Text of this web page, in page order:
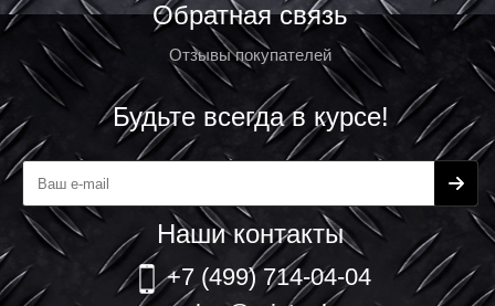
Обратная связь
Отзывы покупателей
Будьте всегда в курсе!
Наши контакты
+7 (499) 714-04-04